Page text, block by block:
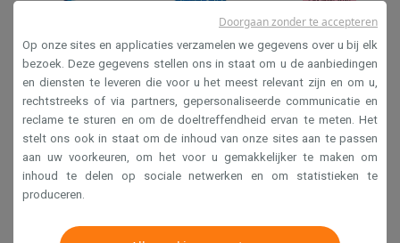
Verkoopsvoorwaarden
Privacy
Disclaimer
Cookies
Krëfel NV - Steenstraat 44 - Industriezone 4 "T Sas",
Op onze sites en applicaties verzamelen we gegevens over u bij elk
bezoek. Deze gegevens stellen ons in staat om u de aanbiedingen
en diensten te leveren die voor u het meest relevant zijn en om u,
rechtstreeks of via partners, gepersonaliseerde communicatie en
reclame te sturen en om de doeltreffendheid ervan te meten. Het
stelt ons ook in staat om de inhoud van onze sites aan te passen
aan uw voorkeuren, om het voor u gemakkelijker te maken om
inhoud te delen op sociale netwerken en om statistieken te
produceren.
Doorgaan zonder te accepteren